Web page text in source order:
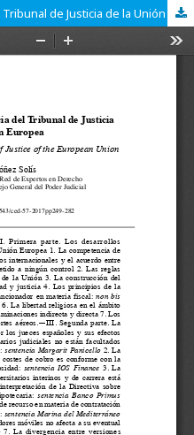
Crónica de la jurisprudencia del Tribunal de Justicia de la Unión Europea